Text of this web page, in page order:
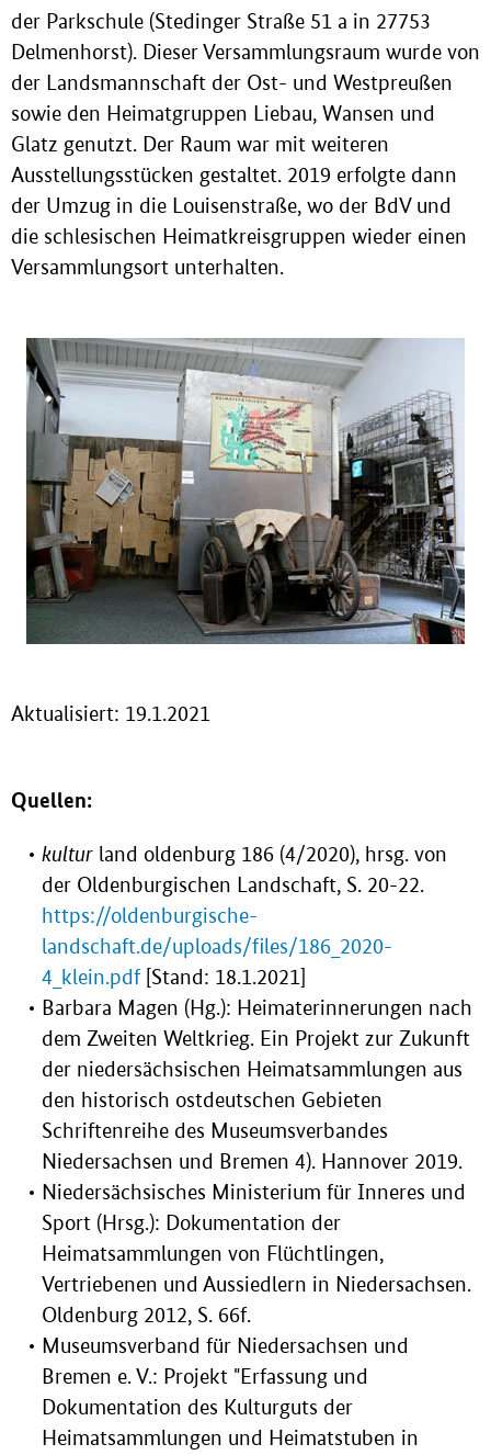
der Parkschule (Stedinger Straße 51 a in 27753
Delmenhorst). Dieser Versammlungsraum wurde von
der Landsmannschaft der Ost- und Westpreußen
sowie den Heimatgruppen Liebau, Wansen und
Glatz genutzt. Der Raum war mit weiteren
Ausstellungsstücken gestaltet. 2019 erfolgte dann
der Umzug in die Louisenstraße, wo der BdV und
die schlesischen Heimatkreisgruppen wieder einen
Versammlungsort unterhalten.
Aktualisiert: 19.1.2021
Quellen:
kultur land oldenburg 186 (4/2020), hrsg. von
der Oldenburgischen Landschaft, S. 20-22.
https://oldenburgische-
landschaft.de/uploads/files/186_2020-
4_klein.pdf[Stand: 18.1.2021]
Barbara Magen (Hg.): Heimaterinnerungen nach
dem Zweiten Weltkrieg. Ein Projekt zur Zukunft
der niedersächsischen Heimatsammlungen aus
den historisch ostdeutschen Gebieten
Schriftenreihe des Museumsverbandes
Niedersachsen und Bremen 4). Hannover 2019.
Niedersächsisches Ministerium für Inneres und
Sport (Hrsg.): Dokumentation der
Heimatsammlungen von Flüchtlingen,
Vertriebenen und Aussiedlern in Niedersachsen.
Oldenburg 2012, S. 66f.
Museumsverband für Niedersachsen und
Bremen e. V.: Projekt "Erfassung und
Dokumentation des Kulturguts der
Heimatsammlungen und Heimatstuben in